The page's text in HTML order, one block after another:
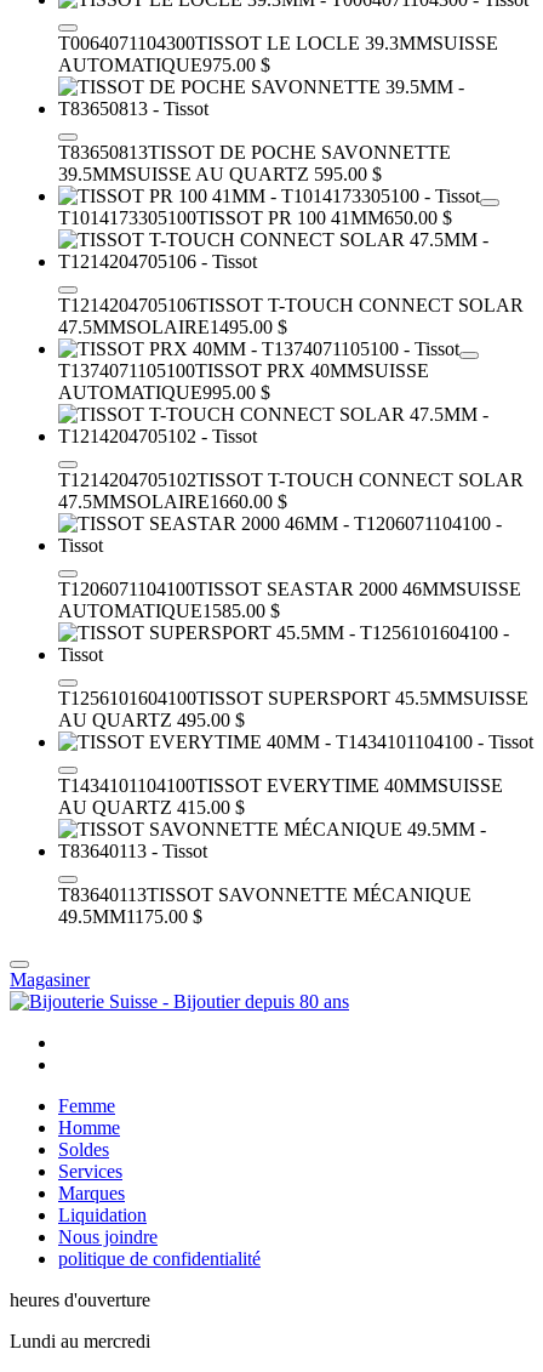
T0064071104300TISSOT LE LOCLE 39.3MMSUISSE
AUTOMATIQUE975.00 $
T83650813TISSOT DE POCHE SAVONNETTE
39.5MMSUISSE AU QUARTZ 595.00 $
T1014173305100TISSOT PR 100 41MM650.00 $
T1214204705106TISSOT T-TOUCH CONNECT SOLAR
47.5MMSOLAIRE1495.00 $
T1374071105100TISSOT PRX 40MMSUISSE
AUTOMATIQUE995.00 $
T1214204705102TISSOT T-TOUCH CONNECT SOLAR
47.5MMSOLAIRE1660.00 $
T1206071104100TISSOT SEASTAR 2000 46MMSUISSE
AUTOMATIQUE1585.00 $
T1256101604100TISSOT SUPERSPORT 45.5MMSUISSE
AU QUARTZ 495.00 $
T1434101104100TISSOT EVERYTIME 40MMSUISSE
AU QUARTZ 415.00 $
T83640113TISSOT SAVONNETTE MÉCANIQUE
49.5MM1175.00 $
Magasiner
Femme
Homme
Soldes
Services
Marques
Liquidation
Nous joindre
politique de confidentialité
heures d'ouverture
Lundi au mercredi